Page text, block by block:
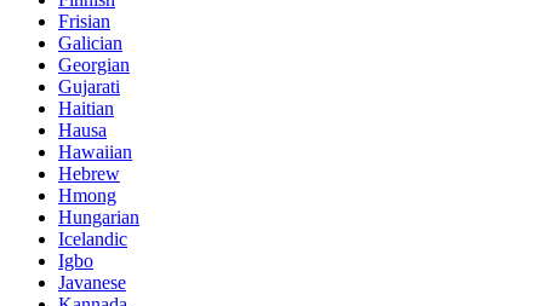
Frisian
Galician
Georgian
Gujarati
Haitian
Hausa
Hawaiian
Hebrew
Hmong
Hungarian
Icelandic
Igbo
Javanese